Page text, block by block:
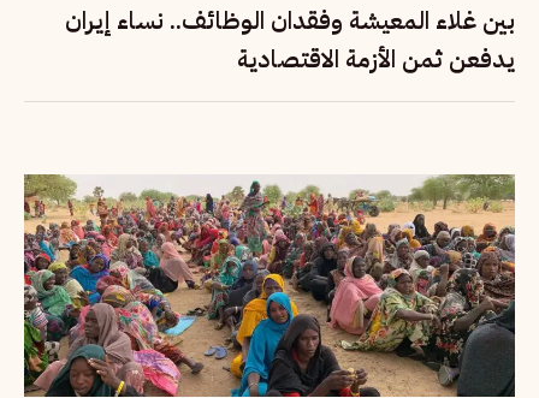
بين غلاء المعيشة وفقدان الوظائف.. نساء إيران
يدفعن ثمن الأزمة الاقتصادية